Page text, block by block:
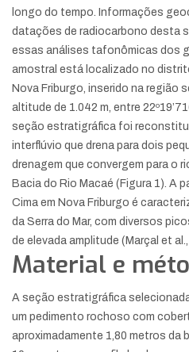
longo do tempo. Informações
datações de radiocarbono desta
essas análises tafonômicas dos
amostral está localizado no
Nova Friburgo, inserido na região
altitude de 1.042 m, entre
seção estratigráfica foi
interflúvio que drena para dois
drenagem que convergem para o
Bacia do Rio Macaé (Figura 1). A
Cima em Nova Friburgo é
da Serra do Mar, com diversos
de elevada amplitude (Marçal et
Material e
A seção estratigráfica
um pedimento rochoso com
aproximadamente 1,80 metros da